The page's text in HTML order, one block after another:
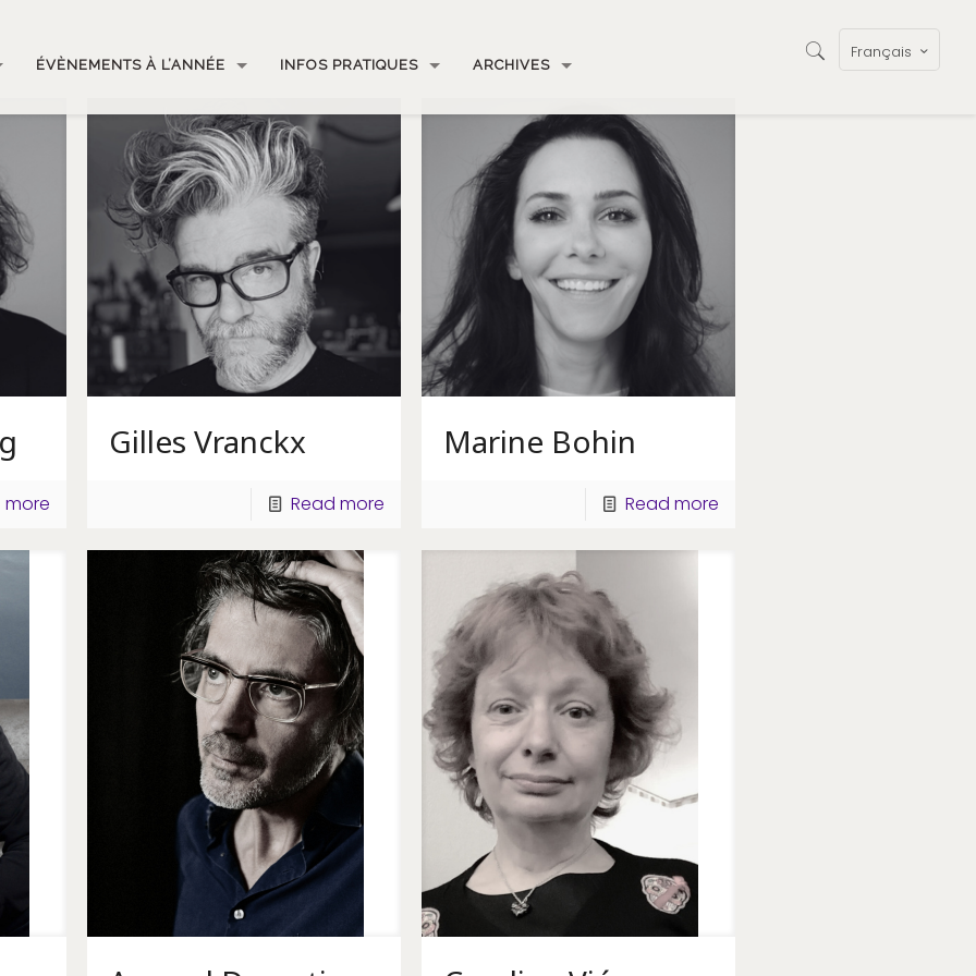
ÉVÈNEMENTS À L’ANNÉE INFOS PRATIQUES ARCHIVES
Français
more
Gilles Vranckx
Read more
Marine Bohin
Read more